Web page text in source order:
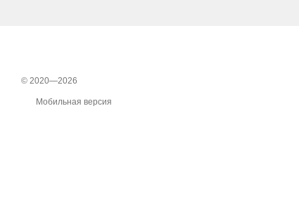
© 2020—2026
Мобильная версия